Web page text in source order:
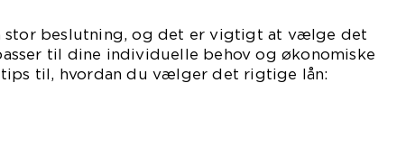
stor beslutning, og det er vigtigt at vælge det
til dine individuelle behov og økonomiske
til, hvordan du vælger det rigtige lån: